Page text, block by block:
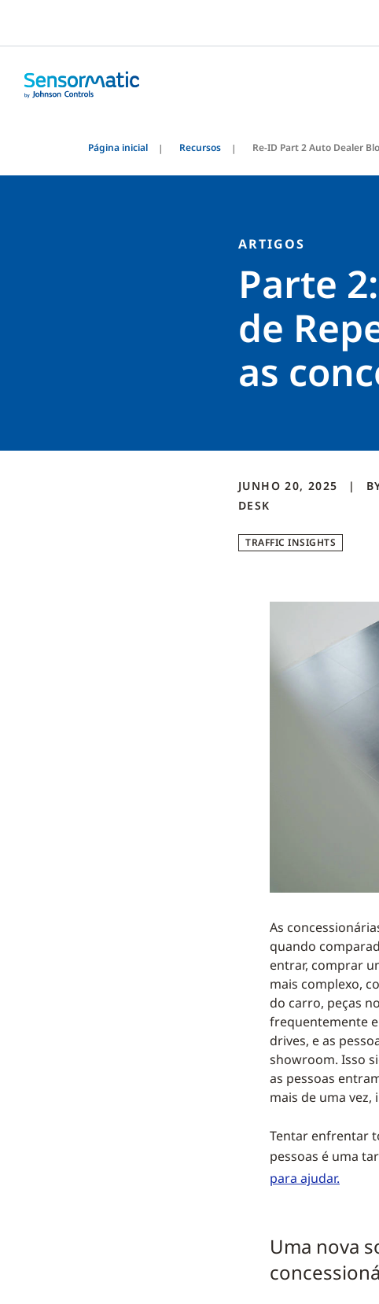
Página inicial Recursos Re-ID Part 2 Auto Dealer
ARTIGOS
Parte
de
as
JUNHO 20, 2025
DESK
TRAFFIC INSIGHTS
As
quando
entrar, comprar
mais complexo,
do carro, peças
frequentemente
drives, e as
showroom. Isso
as pessoas
mais de uma
Tentar enfrentar
pessoas é uma
para ajudar.
Uma nova